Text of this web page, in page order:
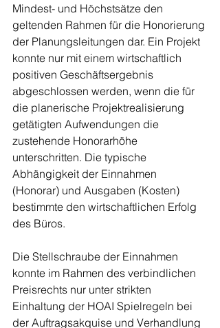
Mindest- und Höchstsätze den
geltenden Rahmen für die Honorierung
der Planungsleitungen dar. Ein Projekt
konnte nur mit einem wirtschaftlich
positiven Geschäftsergebnis
abgeschlossen werden, wenn die für
die planerische Projektrealisierung
getätigten Aufwendungen die
zustehende Honorarhöhe
unterschritten. Die typische
Abhängigkeit der Einnahmen
(Honorar) und Ausgaben (Kosten)
bestimmte den wirtschaftlichen Erfolg
des Büros.
Die Stellschraube der Einnahmen
konnte im Rahmen des verbindlichen
Preisrechts nur unter strikten
Einhaltung der HOAI Spielregeln bei
der Auftragsakquise und Verhandlung